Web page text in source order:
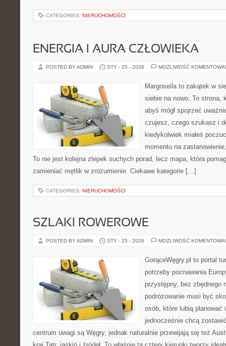
CATEGORIES: NIERUCHOMOŚCI
ENERGIA I AURA CZŁOWIEKA
POSTED BY ADMIN STY - 25 - 2026 MOŻLIWOŚĆ
Margoseila to zakątek w
siebie na nowo. To strona,
abyś mógł spojrzeć
czujesz, czego szukasz i
kiedykolwiek miałeś
momentu na
To nie jest kolejna zlepek suchych porad, lecz mapa, która
zamieniać mętlik w zrozumienie. Ciekawe kategorie […]
CATEGORIES: NIERUCHOMOŚCI
SZLAKI ROWEROWE
POSTED BY ADMIN STY - 25 - 2026 MOŻLIWOŚĆ
GorąceWęgry.pl to portal
potrzeby poznawania
przystępny, bez zbędnego
podróżowanie musi być
osób, które lubią
jednocześnie chcą
centrum uwagi są Węgry, jednak naturalnie przewijają się też